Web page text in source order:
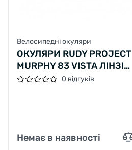
Велосипедні окуляри
ОКУЛЯРИ RUDY PROJECT
MURPHY 83 VISTA ЛІНЗІ
DEMO ОПРАВА ALUMINIUM
0 відгуків
Немає в наявності